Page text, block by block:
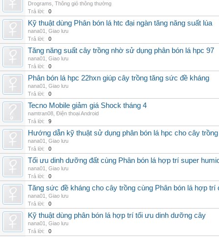
Drograms Thông gió thông thường
Trả lời:
0
Kỹ thuật dùng Phân bón lá htc đại ngàn tăng năng suất lúa
nana01
Giao lưu
Trả lời:
0
Tăng năng suất cây trồng nhờ sử dụng phân bón lá hpc 97
nana01
Giao lưu
Trả lời:
0
Phân bón lá hpc 22hxn giúp cây trồng tăng sức đề kháng
nana01
Giao lưu
Trả lời:
0
Tecno Mobile giảm giá Shock tháng 4
namtran08 Điện thoại Android
Trả lời:
9
Hướng dẫn kỹ thuật sử dụng phân bón lá hpc cho cây trồng
nana01
Giao lưu
Trả lời:
0
Tối ưu dinh dưỡng đất cùng Phân bón lá hợp trí super
nana01
Giao lưu
Trả lời:
0
Tăng sức đề kháng cho cây trồng cùng Phân bón lá hợp trí
nana01
Giao lưu
Trả lời:
0
Kỹ thuật dùng phân bón lá hợp trí tối ưu dinh dưỡng cây
nana01
Giao lưu
Trả lời:
0